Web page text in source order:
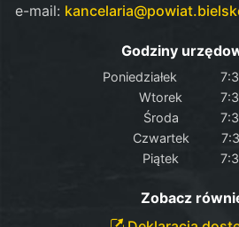
e-mail:
Godziny
Poniedziałek
Wtorek
Środa
Czwartek
Piątek
Zobacz